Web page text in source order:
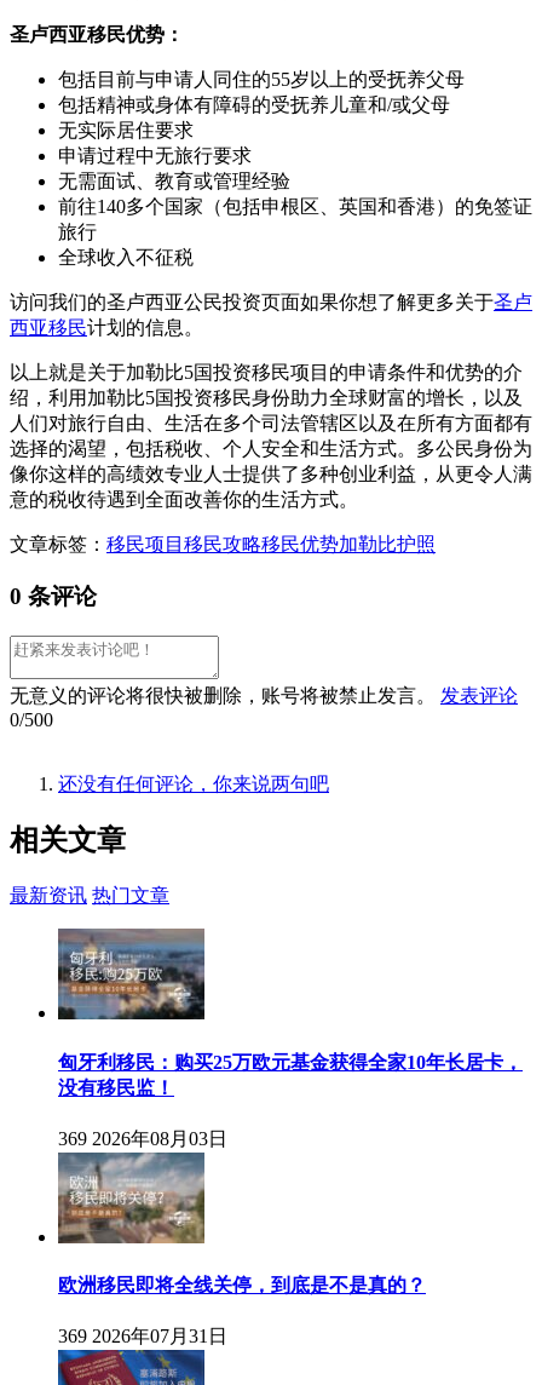
圣卢西亚移民优势：
包括目前与申请人同住的55岁以上的受抚养父母
包括精神或身体有障碍的受抚养儿童和/或父母
无实际居住要求
申请过程中无旅行要求
无需面试、教育或管理经验
前往140多个国家（包括申根区、英国和香港）的免签证
旅行
全球收入不征税
访问我们的圣卢西亚公民投资页面如果你想了解更多关于圣卢
西亚移民计划的信息。
以上就是关于加勒比5国投资移民项目的申请条件和优势的介
绍，利用加勒比5国投资移民身份助力全球财富的增长，以及
人们对旅行自由、生活在多个司法管辖区以及在所有方面都有
选择的渴望，包括税收、个人安全和生活方式。多公民身份为
像你这样的高绩效专业人士提供了多种创业利益，从更令人满
意的税收待遇到全面改善你的生活方式。
文章标签： 移民项目 移民攻略移民优势加勒比护照
0 条评论
无意义的评论将很快被删除，账号将被禁止发言。
发表评论
0/500
还没有任何评论，你来说两句吧
相关文章
最新资讯 热门文章
匈牙利移民：购买25万欧元基金获得全家10年长居卡，
没有移民监！
369 2026年08月03日
欧洲移民即将全线关停，到底是不是真的？
369 2026年07月31日